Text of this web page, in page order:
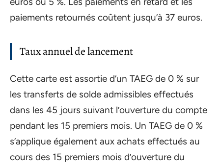
paiements retournés coûtent jusqu’à 37 euros.
Taux annuel de lancement
Cette carte est assortie d’un TAEG de 0 % sur
les transferts de solde admissibles effectués
dans les 45 jours suivant l’ouverture du compte
pendant les 15 premiers mois. Un TAEG de 0 %
s’applique également aux achats effectués au
cours des 15 premiers mois d’ouverture du